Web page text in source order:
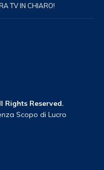
TV IN CHIARO!
Rights Reserved.
Scopo di Lucro